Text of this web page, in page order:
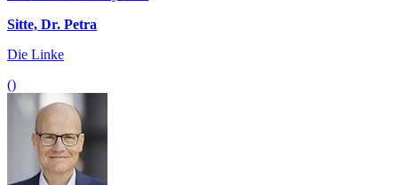
Sitte, Dr. Petra
Die Linke
()